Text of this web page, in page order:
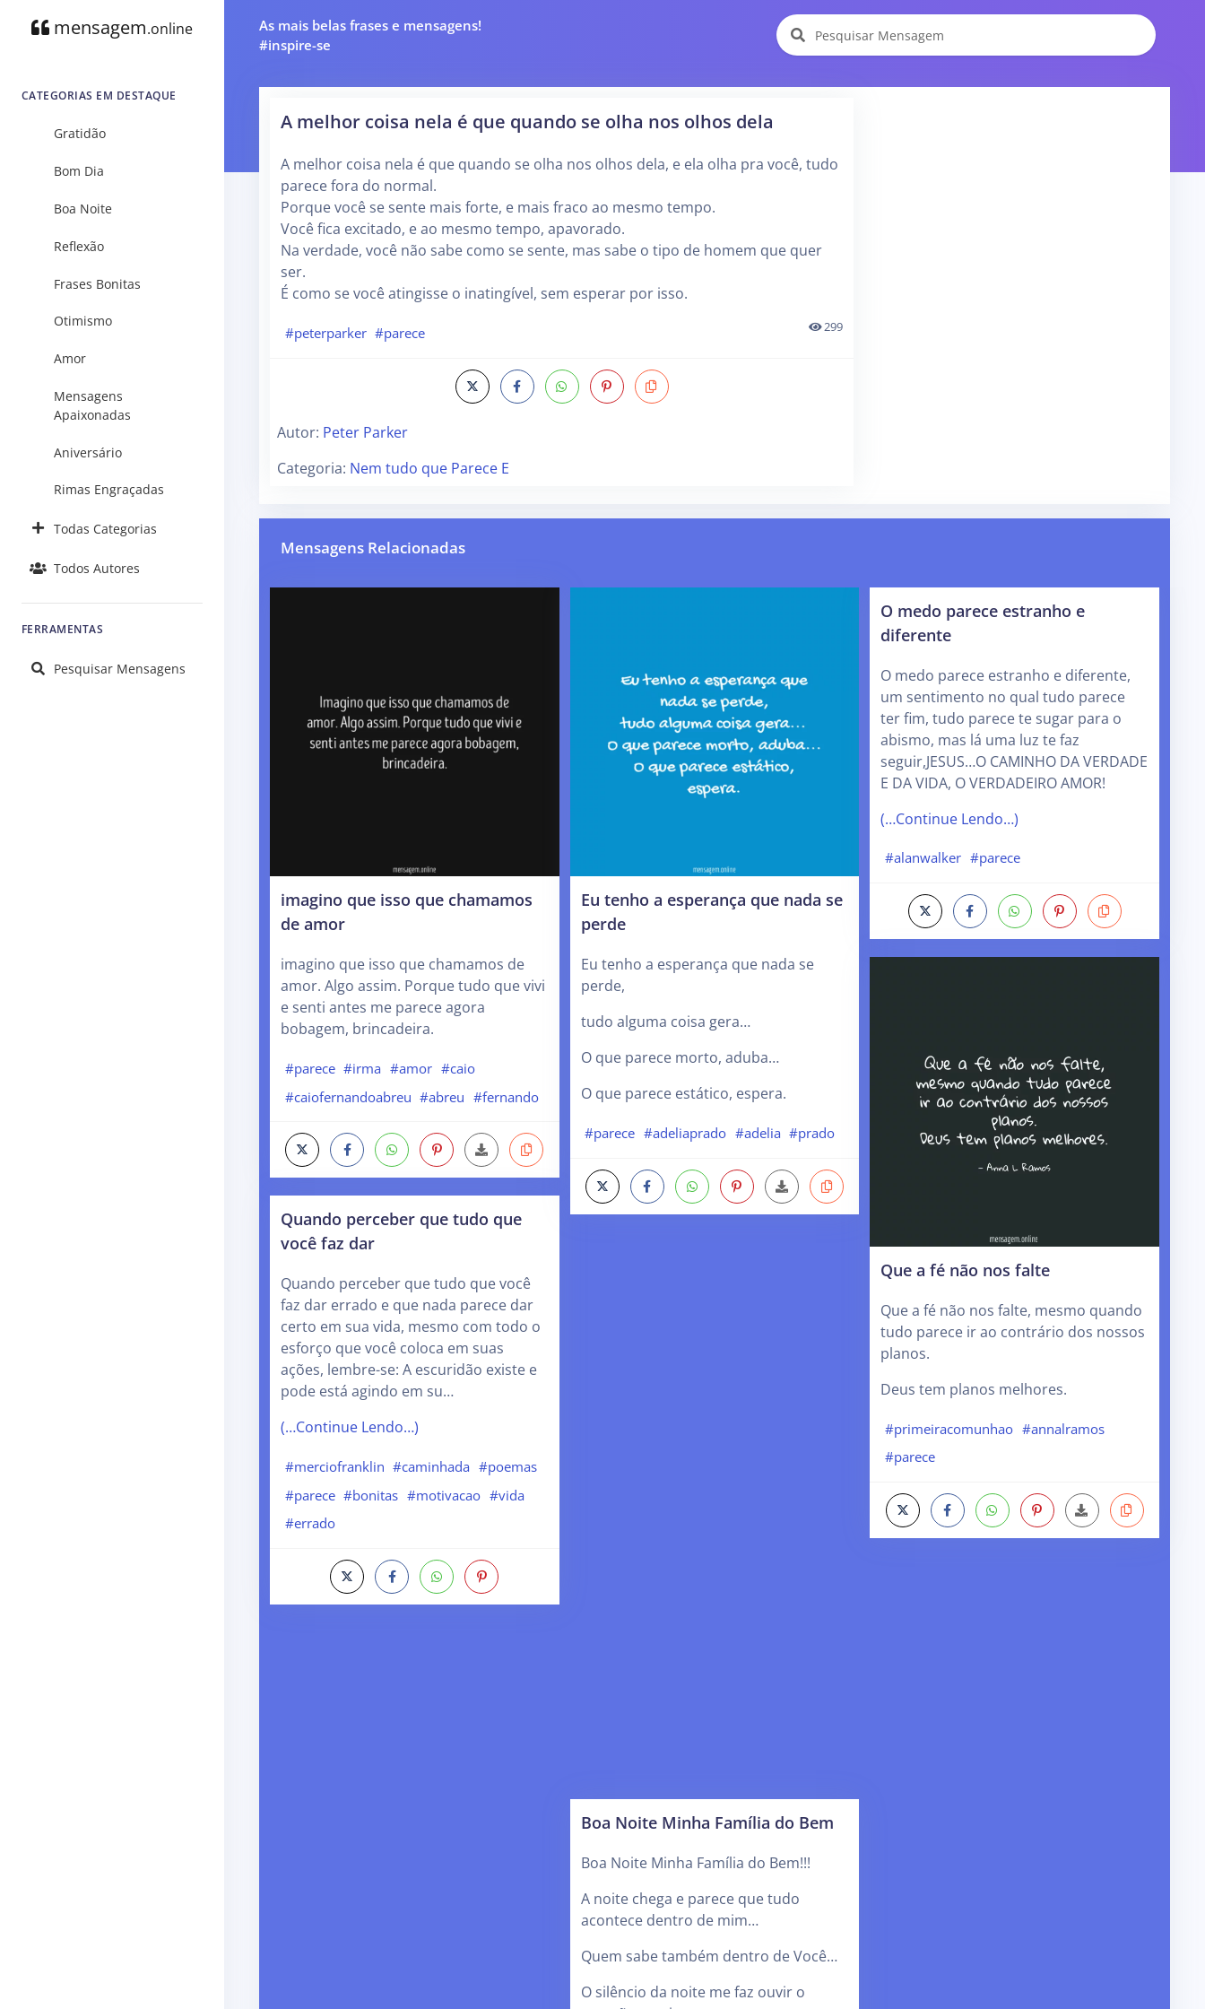
mensagem.online
CATEGORIAS EM DESTAQUE
Gratidão
Bom Dia
Boa Noite
Reflexão
Frases Bonitas
Otimismo
Amor
Mensagens
Apaixonadas
Aniversário
Rimas Engraçadas
Todas Categorias
Todos Autores
FERRAMENTAS
Pesquisar Mensagens
As mais belas frases e mensagens!
#inspire-se
A melhor coisa nela é que quando se olha nos olhos dela
A melhor coisa nela é que quando se olha nos olhos dela, e ela olha pra você, tudo
parece fora do normal.
Porque você se sente mais forte, e mais fraco ao mesmo tempo.
Você fica excitado, e ao mesmo tempo, apavorado.
Na verdade, você não sabe como se sente, mas sabe o tipo de homem que quer
ser.
É como se você atingisse o inatingível, sem esperar por isso.
#peterparker #parece 299
Autor: Peter Parker
Categoria: Nem tudo que Parece E
Mensagens Relacionadas
imagino que isso que chamamos
de amor
imagino que isso que chamamos de
amor. Algo assim. Porque tudo que vivi
e senti antes me parece agora
bobagem, brincadeira.
#parece #irma #amor #caio
#caiofernandoabreu #abreu #fernando
Quando perceber que tudo que
você faz dar
Quando perceber que tudo que você
faz dar errado e que nada parece dar
certo em sua vida, mesmo com todo o
esforço que você coloca em suas
ações, lembre-se: A escuridão existe e
pode está agindo em su…
(…Continue Lendo…)
#merciofranklin #caminhada #poemas
#parece #bonitas #motivacao #vida
#errado
Eu tenho a esperança que nada se
perde
Eu tenho a esperança que nada se
perde,
tudo alguma coisa gera…
O que parece morto, aduba…
O que parece estático, espera.
#parece #adeliaprado #adelia #prado
Boa Noite Minha Família do Bem
Boa Noite Minha Família do Bem!!!
A noite chega e parece que tudo
acontece dentro de mim…
Quem sabe também dentro de Você…
O silêncio da noite me faz ouvir o
O medo parece estranho e
diferente
O medo parece estranho e diferente,
um sentimento no qual tudo parece
ter fim, tudo parece te sugar para o
abismo, mas lá uma luz te faz
seguir,JESUS…O CAMINHO DA VERDADE
E DA VIDA, O VERDADEIRO AMOR!
(…Continue Lendo…)
#alanwalker #parece
Que a fé não nos falte
Que a fé não nos falte, mesmo quando
tudo parece ir ao contrário dos nossos
planos.
Deus tem planos melhores.
#primeiracomunhao #annalramos
#parece